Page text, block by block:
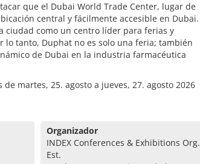
que el Dubai World Trade Center, lugar de
central y fácilmente accesible en Dubai.
ciudad como un centro líder para ferias y
lo tanto, Duphat no es solo una feria; también
de Dubai en la industria farmacéutica
martes, 25. agosto a jueves, 27. agosto 2026
Organizador
INDEX Conferences & Exhibitions Org.
Est.